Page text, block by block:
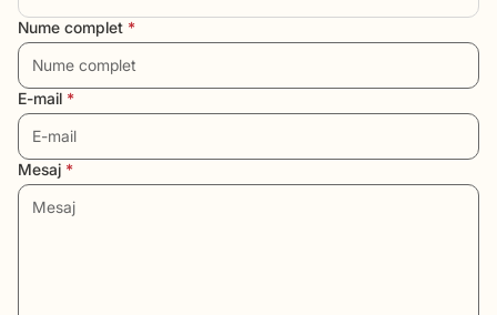
Nume complet *
E-mail *
Mesaj *